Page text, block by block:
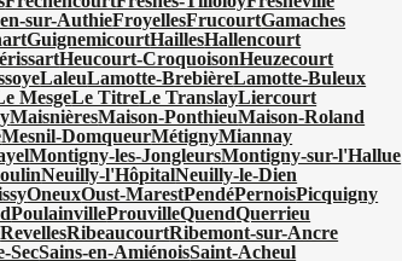
sur-AuthieFroyellesFrucourtGamaches
GuignemicourtHaillesHallencourt
Heucourt-CroquoisonHeuzecourt
LaleuLamotte-BrebièreLamotte-Buleux
MesgeLe TitreLe TranslayLiercourt
MaisnièresMaison-PonthieuMaison-Roland
Mesnil-DomqueurMétignyMiannay
Montigny-les-JongleursMontigny-sur-l'Hallue
Neuilly-l'HôpitalNeuilly-le-Dien
OneuxOust-MarestPendéPernoisPicquigny
PoulainvilleProuvilleQuendQuerrieu
RevellesRibeaucourtRibemont-sur-Ancre
SecSains-en-AmiénoisSaint-Acheul